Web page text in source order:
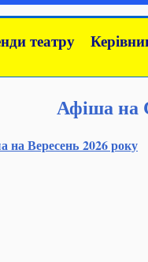
театру
Афіша на
на Вересень 2026 року